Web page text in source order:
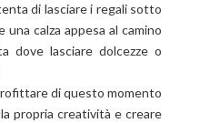
di lasciare i regali sotto
una calza appesa al camino
dove lasciare dolcezze o
di questo momento
propria creatività e creare